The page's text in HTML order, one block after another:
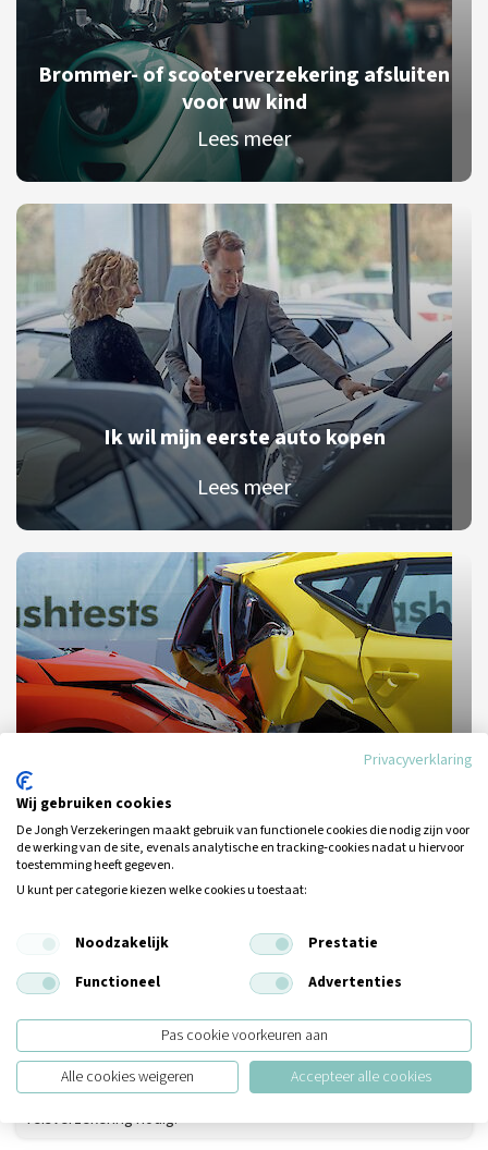
Brommer- of scooterverzekering afsluiten
voor uw kind
Lees meer
Ik wil mijn eerste auto kopen
Lees meer
Lees meer
Veelgestelde vragenMobiliteit
Ik ga alleen op reis met handbagage, heb ik dan een
reisverzekering nodig?
Privacyverklaring
Wij gebruiken cookies
De Jongh Verzekeringen maakt gebruik van functionele cookies die nodig zijn voor
de werking van de site, evenals analytische en tracking‑cookies nadat u hiervoor
toestemming heeft gegeven.
U kunt per categorie kiezen welke cookies u toestaat:
Noodzakelijk
Prestatie
Functioneel
Advertenties
Pas cookie voorkeuren aan
Alle cookies weigeren
Accepteer alle cookies